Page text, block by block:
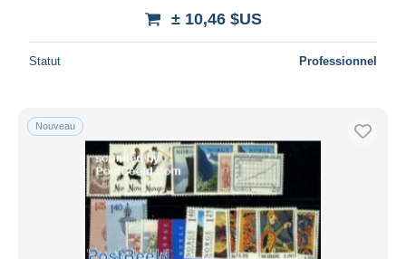
± 10,46 $US
Statut Professionnel
Nouveau